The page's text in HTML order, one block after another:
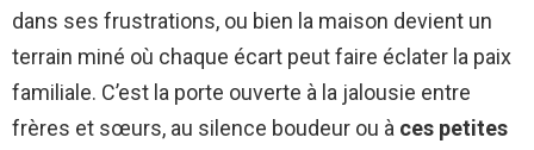
dans ses frustrations, ou bien la maison devient un
terrain miné où chaque écart peut faire éclater la paix
familiale. C’est la porte ouverte à la jalousie entre
frères et sœurs, au silence boudeur ou à ces petites